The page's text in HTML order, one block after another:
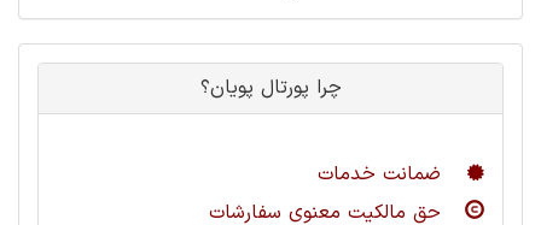
چرا پورتال پویان؟
ضمانت خدمات
حق مالکیت معنوی سفارشات